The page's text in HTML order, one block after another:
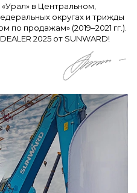
в Центральном,
округах и трижды
по продажам» (2019–2021 гг.).
2025 от SUNWARD!